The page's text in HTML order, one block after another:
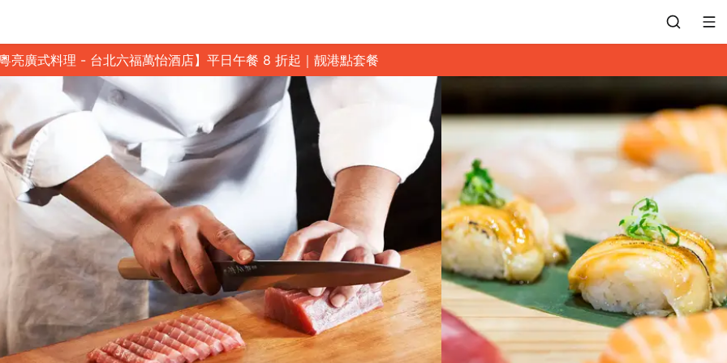
餐廳客服
常見問題
EZTABLE 禮物卡
餐廳合作
亮廣式料理 - 台北六福萬怡酒店】平日午餐 8 折起｜靓港點套餐